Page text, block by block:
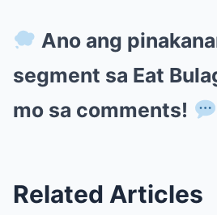
Ano ang
segment sa Eat
mo sa comments!
Related Articles